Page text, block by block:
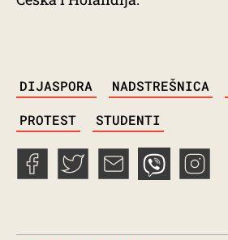
DIJASPORA NADSTREŠNICA
PROTEST STUDENTI